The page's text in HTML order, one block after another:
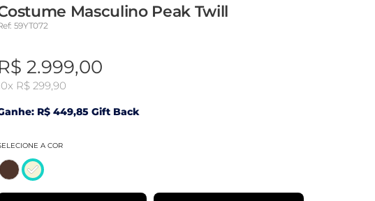
Masculino Peak Twill
59YT072
R$ 2.999,00
R$ 299,90
R$ 449,85 Gift Back
A COR